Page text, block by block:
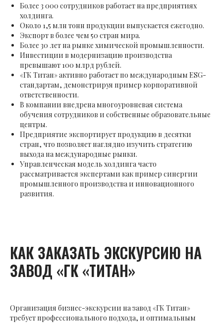
Более 3 000 сотрудников работает на предприятиях
холдинга.
Около 1,5 млн тонн продукции выпускается ежегодно.
Экспорт в более чем 50 стран мира.
Более 30 лет на рынке химической промышленности.
Инвестиции в модернизацию производства
превышают 100 млрд рублей.
«ГК Титан» активно работает по международным ESG-
стандартам, демонстрируя пример корпоративной
ответственности.
В компании внедрена многоуровневая система
обучения сотрудников и собственные образовательные
центры.
Предприятие экспортирует продукцию в десятки
стран, что позволяет наглядно изучить стратегию
выхода на международные рынки.
Управленческая модель холдинга часто
рассматривается экспертами как пример синергии
промышленного производства и инновационного
развития.
КАК ЗАКАЗАТЬ ЭКСКУРСИЮ НА
ЗАВОД «ГК «ТИТАН»
Организация бизнес-экскурсии на завод «ГК Титан»
требует профессионального подхода, и оптимальным